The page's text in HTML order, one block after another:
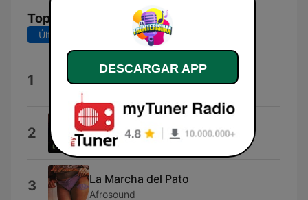
Top Canciones
Últimos 7 días Últimos 30 días
1 El Mango Relajado
2 Señor Locutor
ARAVAH
3 La Marcha del Pato
Afrosound
DESCARGAR APP